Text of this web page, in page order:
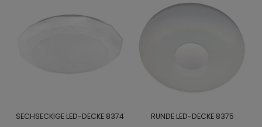
SECHSECKIGE LED-DECKE 8374 RUNDE LED-DECKE 8375